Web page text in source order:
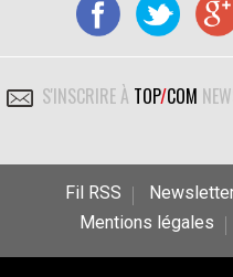
S'INSCRIRE À TOP/COM
Fil RSS
Mentions légales